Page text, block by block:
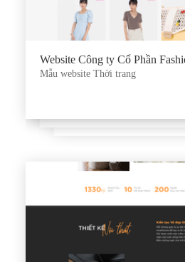
Website Công ty Cổ Phần
Mẫu website Thời trang